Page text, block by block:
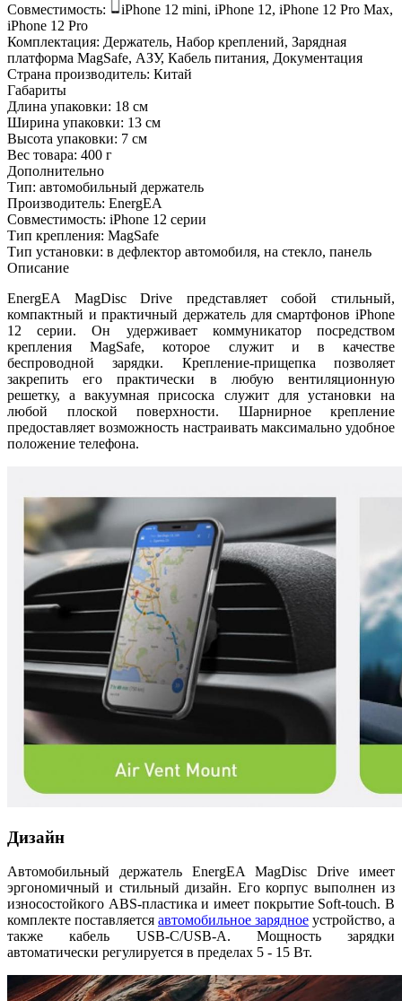
Совместимость:
iPhone 12 mini, iPhone 12, iPhone 12 Pro Max,
iPhone 12 Pro
Комплектация: Держатель, Набор креплений, Зарядная
платформа MagSafe, АЗУ, Кабель питания, Документация
Страна производитель: Китай
Габариты
Длина упаковки: 18 см
Ширина упаковки: 13 см
Высота упаковки: 7 см
Вес товара: 400 г
Дополнительно
Тип: автомобильный держатель
Производитель: EnergEA
Совместимость: iPhone 12 серии
Тип крепления: MagSafe
Тип установки: в дефлектор автомобиля, на стекло, панель
Описание
EnergEA MagDisc Drive представляет собой стильный,
компактный и практичный держатель для смартфонов iPhone
12 серии. Он удерживает коммуникатор посредством
крепления MagSafe, которое служит и в качестве
беспроводной зарядки. Крепление-прищепка позволяет
закрепить его практически в любую вентиляционную
решетку, а вакуумная присоска служит для установки на
любой плоской поверхности. Шарнирное крепление
предоставляет возможность настраивать максимально удобное
положение телефона.
Дизайн
Автомобильный держатель EnergEA MagDisc Drive имеет
эргономичный и стильный дизайн. Его корпус выполнен из
износостойкого ABS-пластика и имеет покрытие Soft-touch. В
комплекте поставляется автомобильное зарядное устройство, а
также кабель USB-C/USB-A. Мощность зарядки
автоматически регулируется в пределах 5 - 15 Вт.